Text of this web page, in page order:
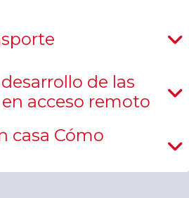
de las
acceso remoto
casa Cómo